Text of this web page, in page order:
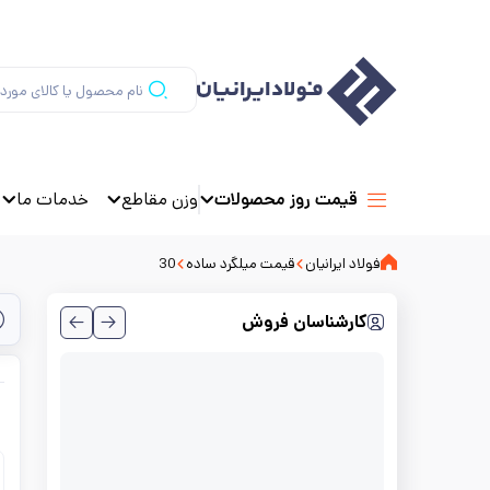
قیمت روز محصولات وزن مقاطع خدمات ما
فولاد ایرانیان قیمت میلگرد ساده 30
کارشناسان فروش